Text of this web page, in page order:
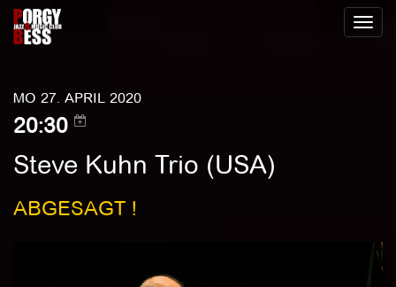
Toggle
MO 27. APRIL 2020
20:30
Steve Kuhn Trio (USA)
ABGESAGT !